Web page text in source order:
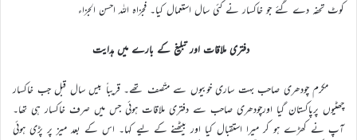
کوٹ تحفہ دے گئے جو خاکسار نے کئی سال استعمال کیا۔ فجزاہ اللہ احسن الجزاء
دفتری ملاقات اور تبلیغ کے بارے میں ہدایت
مکرم چودھری صاحب بہت ساری خوبیوں سے متّصف تھے۔ قریباً بیس سال قبل جب خاکسار
چھٹیوں پرپاکستان گیا اورچودھری صاحب سے دفتری ملاقات ہوئی جس میں صرف خاکسار ہی تھا۔
آپ نے کھڑے ہو کر میرا استقبال کیا اور بیٹھنے کے لیے کہا۔ اس کے بعد میز پر پڑی ہوئی